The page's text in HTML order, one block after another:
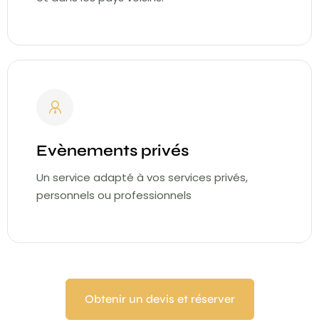
Evènements privés
Un service adapté à vos services privés,
personnels ou professionnels
Obtenir un devis et réserver